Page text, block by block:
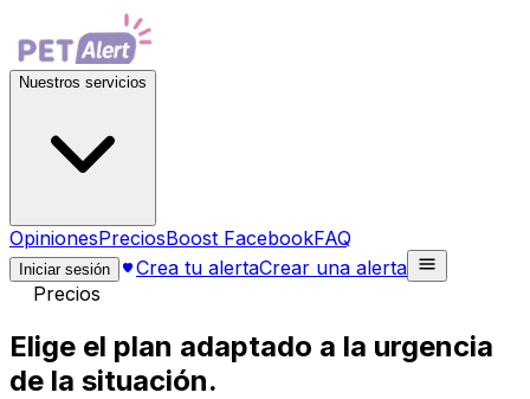
Nuestros servicios
OpinionesPreciosBoost FacebookFAQ
Iniciar sesión Crea tu alertaCrear una alerta
Precios
Elige el plan adaptado a la urgencia
de la situación.